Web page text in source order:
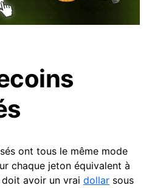
ont tous le même mode
chaque jeton équivalent à
avoir un vrai dollar sous